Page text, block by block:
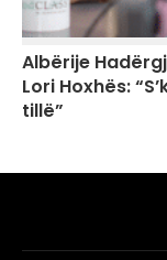
Albërije
Lori Hoxhës:
tillë”